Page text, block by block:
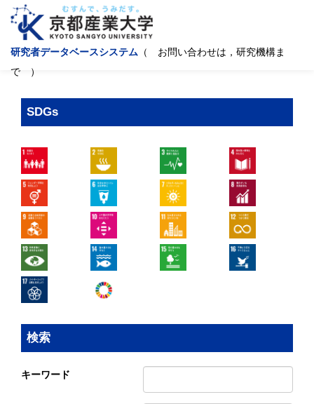
研究者データベースシステム （ お問い合わせは，研究機構ま
で ）
SDGs
検索
キーワード